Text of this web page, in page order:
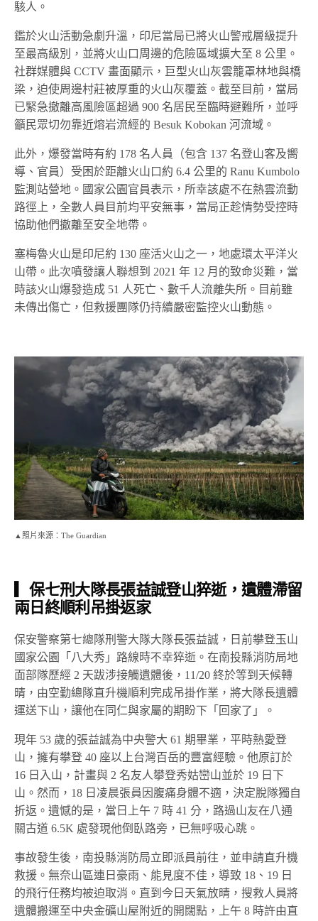
駭人。
鑑於火山活動急劇升溫，印尼當局已將火山警戒層級提升
至最高級別，並將火山口周邊的危險區域擴大至 8 公里。
社群媒體與 CCTV 畫面顯示，巨型火山灰雲籠罩林地與橋
梁，迫使周邊村莊被厚重的火山灰覆蓋。截至目前，當局
已緊急撤離高風險區超過 900 名居民至臨時避難所，並呼
籲民眾切勿靠近熔岩流經的 Besuk Kobokan 河流域。
此外，爆發當時有約 178 名人員（包含 137 名登山客及嚮
導、官員）受困於距離火山口約 6.4 公里的 Ranu Kumbolo
監測站營地。國家公園官員表示，所幸該處不在熱雲流動
路徑上，全數人員目前均平安無事，當局正趁情勢受控時
協助他們撤離至安全地帶。
塞梅魯火山是印尼約 130 座活火山之一，地處環太平洋火
山帶。此次噴發讓人聯想到 2021 年 12 月的致命災難，當
時該火山爆發造成 51 人死亡、數千人流離失所。目前雖
未傳出傷亡，但救援團隊仍持續嚴密監控火山動態。
▲照片來源：The Guardian
▎保七刑大隊長張益誠登山猝逝，遺體滯留
兩日終順利吊掛返家
保安警察第七總隊刑警大隊大隊長張益誠，日前攀登玉山
國家公園「八大秀」路線時不幸猝逝。在南投縣消防局地
面部隊歷經 2 天跋涉接觸遺體後，11/20 終於等到天候轉
晴，由空勤總隊直升機順利完成吊掛作業，將大隊長遺體
運送下山，讓他在同仁與家屬的期盼下「回家了」。
現年 53 歲的張益誠為中央警大 61 期畢業，平時熱愛登
山，擁有攀登 40 座以上台灣百岳的豐富經驗。他原訂於
16 日入山，計畫與 2 名友人攀登秀姑巒山並於 19 日下
山。然而，18 日凌晨張員因腹痛身體不適，決定脫隊獨自
折返。遺憾的是，當日上午 7 時 41 分，路過山友在八通
關古道 6.5K 處發現他倒臥路旁，已無呼吸心跳。
事故發生後，南投縣消防局立即派員前往，並申請直升機
救援。無奈山區連日豪雨、能見度不佳，導致 18、19 日
的飛行任務均被迫取消。直到今日天氣放晴，搜救人員將
遺體搬運至中央金礦山屋附近的開闊點，上午 8 時許由直